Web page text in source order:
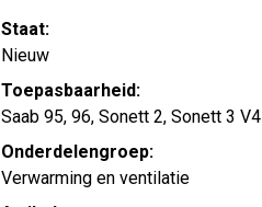
Staat:
Nieuw
Toepasbaarheid:
Saab 95, 96, Sonett 2, Sonett 3 V4
Onderdelengroep:
Verwarming en ventilatie